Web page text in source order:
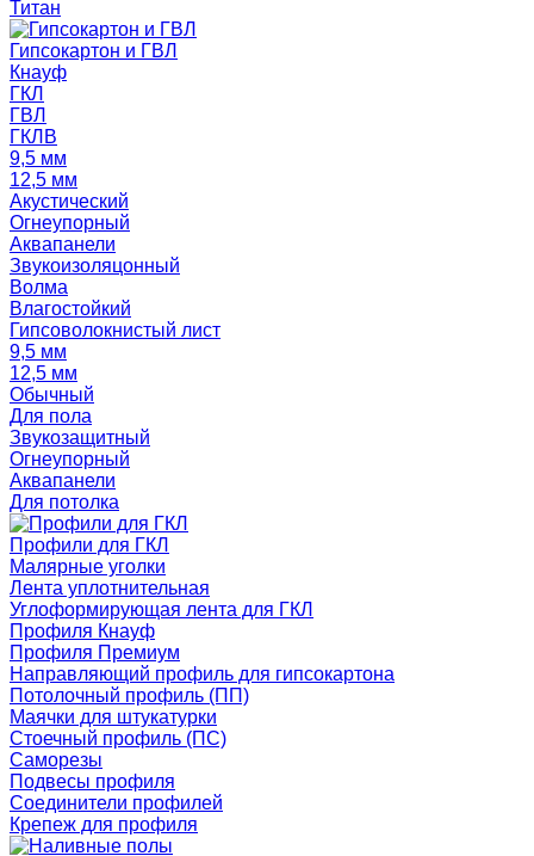
Титан
Гипсокартон и ГВЛ
Кнауф
ГКЛ
ГВЛ
ГКЛВ
9,5 мм
12,5 мм
Акустический
Огнеупорный
Аквапанели
Звукоизоляцонный
Волма
Влагостойкий
Гипсоволокнистый лист
9,5 мм
12,5 мм
Обычный
Для пола
Звукозащитный
Огнеупорный
Аквапанели
Для потолка
Профили для ГКЛ
Малярные уголки
Лента уплотнительная
Углоформирующая лента для ГКЛ
Профиля Кнауф
Профиля Премиум
Направляющий профиль для гипсокартона
Потолочный профиль (ПП)
Маячки для штукатурки
Стоечный профиль (ПС)
Саморезы
Подвесы профиля
Соединители профилей
Крепеж для профиля